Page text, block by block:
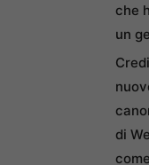
che
un
di